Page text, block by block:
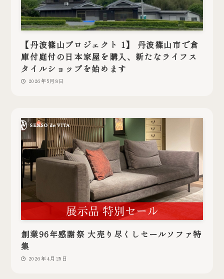
【丹波篠山プロジェクト 1】 丹波篠山市で倉
庫付庭付の日本家屋を購入、新たなライフス
タイルショップを始めます
2026年5月8日
創業96年感謝祭 大売り尽くしセールソファ特
集
2026年4月25日